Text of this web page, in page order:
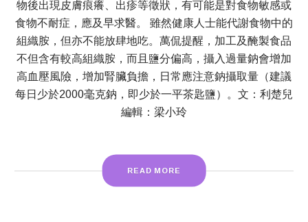
物後出現皮膚痕癢、出疹等徵狀，有可能是對食物敏感或
食物不耐症，應及早求醫。 雖然健康人士能代謝食物中的
組織胺，但亦不能放肆地吃。萬侃提醒，加工及醃製食品
不但含有較高組織胺，而且鹽分偏高，攝入過量鈉會增加
高血壓風險，增加腎臟負擔，日常應注意鈉攝取量（建議
每日少於2000毫克鈉，即少於一平茶匙鹽）。文：利楚兒
編輯：梁小玲
READ MORE